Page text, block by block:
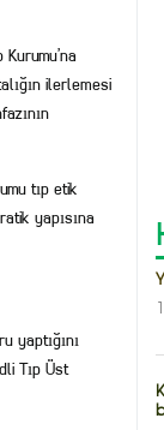
ilerlemesi
tıp etik
yapısına
yaptığını
Tıp Üst